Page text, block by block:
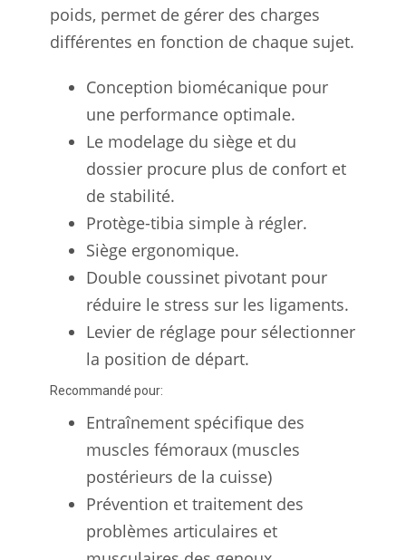
poids, permet de gérer des charges
différentes en fonction de chaque sujet.
Conception biomécanique pour
une performance optimale.
Le modelage du siège et du
dossier procure plus de confort et
de stabilité.
Protège-tibia simple à régler.
Siège ergonomique.
Double coussinet pivotant pour
réduire le stress sur les ligaments.
Levier de réglage pour sélectionner
la position de départ.
Recommandé pour:
Entraînement spécifique des
muscles fémoraux (muscles
postérieurs de la cuisse)
Prévention et traitement des
problèmes articulaires et